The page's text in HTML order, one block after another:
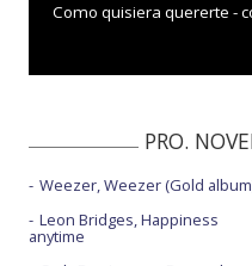
Como quisiera quererte -
PRO.
Weezer, Weezer (Gold
Leon Bridges, Happiness
anytime